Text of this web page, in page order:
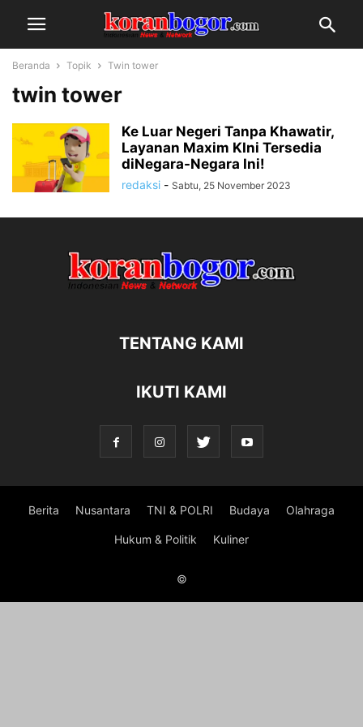
Beranda Topik Twin tower
twin tower
Ke Luar Negeri Tanpa Khawatir,
Layanan Maxim KIni Tersedia
diNegara-Negara Ini!
redaksi - Sabtu, 25 November 2023
TENTANG KAMI
IKUTI KAMI
Berita Nusantara TNI & POLRI Budaya Olahraga
Hukum & Politik Kuliner
©